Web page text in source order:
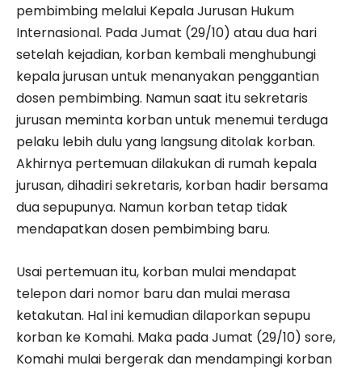
pembimbing melalui Kepala Jurusan Hukum
Internasional. Pada Jumat (29/10) atau dua hari
setelah kejadian, korban kembali menghubungi
kepala jurusan untuk menanyakan penggantian
dosen pembimbing. Namun saat itu sekretaris
jurusan meminta korban untuk menemui terduga
pelaku lebih dulu yang langsung ditolak korban.
Akhirnya pertemuan dilakukan di rumah kepala
jurusan, dihadiri sekretaris, korban hadir bersama
dua sepupunya. Namun korban tetap tidak
mendapatkan dosen pembimbing baru.
Usai pertemuan itu, korban mulai mendapat
telepon dari nomor baru dan mulai merasa
ketakutan. Hal ini kemudian dilaporkan sepupu
korban ke Komahi. Maka pada Jumat (29/10) sore,
Komahi mulai bergerak dan mendampingi korban